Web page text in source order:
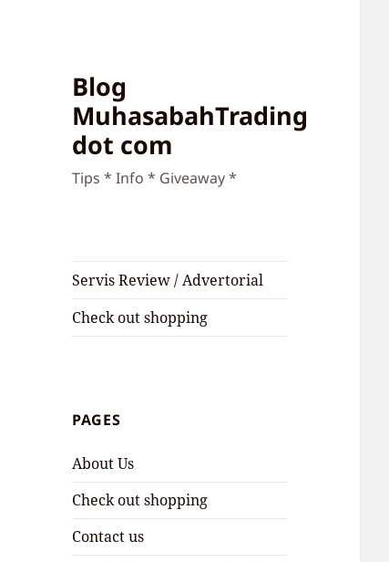
Blog
MuhasabahTrading
dot com
Tips * Info * Giveaway *
Servis Review / Advertorial
Check out shopping
PAGES
About Us
Check out shopping
Contact us